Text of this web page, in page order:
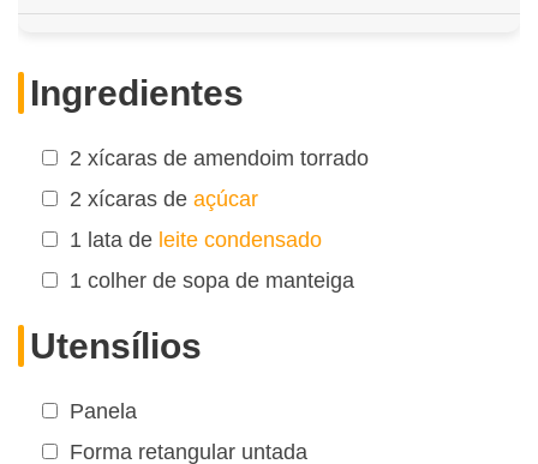
Ingredientes
2 xícaras de amendoim torrado
2 xícaras de açúcar
1 lata de leite condensado
1 colher de sopa de manteiga
Utensílios
Panela
Forma retangular untada